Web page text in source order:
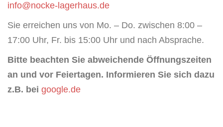
info@nocke-lagerhaus.de
Sie erreichen uns von Mo. – Do. zwischen 8:00 –
17:00 Uhr, Fr. bis 15:00 Uhr und nach Absprache.
Bitte beachten Sie abweichende Öffnungszeiten
an und vor Feiertagen. Informieren Sie sich dazu
z.B. bei google.de